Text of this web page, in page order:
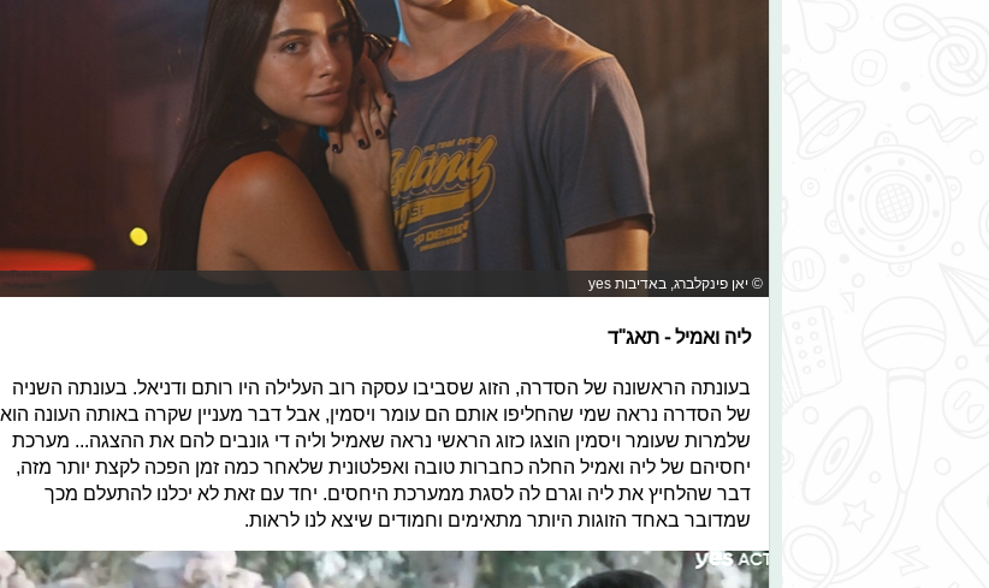
© יאן פינקלברג, באדיבות yes
ליה ואמיל - תאג"ד
בעונתה הראשונה של הסדרה, הזוג שסביבו עסקה רוב העלילה היו רותם ודניאל. בעונתה השניה
של הסדרה נראה שמי שהחליפו אותם הם עומר ויסמין, אבל דבר מעניין שקרה באותה העונה הוא
שלמרות שעומר ויסמין הוצגו כזוג הראשי נראה שאמיל וליה די גונבים להם את ההצגה... מערכת
יחסיהם של ליה ואמיל החלה כחברות טובה ואפלטונית שלאחר כמה זמן הפכה לקצת יותר מזה,
דבר שהלחיץ את ליה וגרם לה לסגת ממערכת היחסים. יחד עם זאת לא יכלנו להתעלם מכך
שמדובר באחד הזוגות היותר מתאימים וחמודים שיצא לנו לראות.